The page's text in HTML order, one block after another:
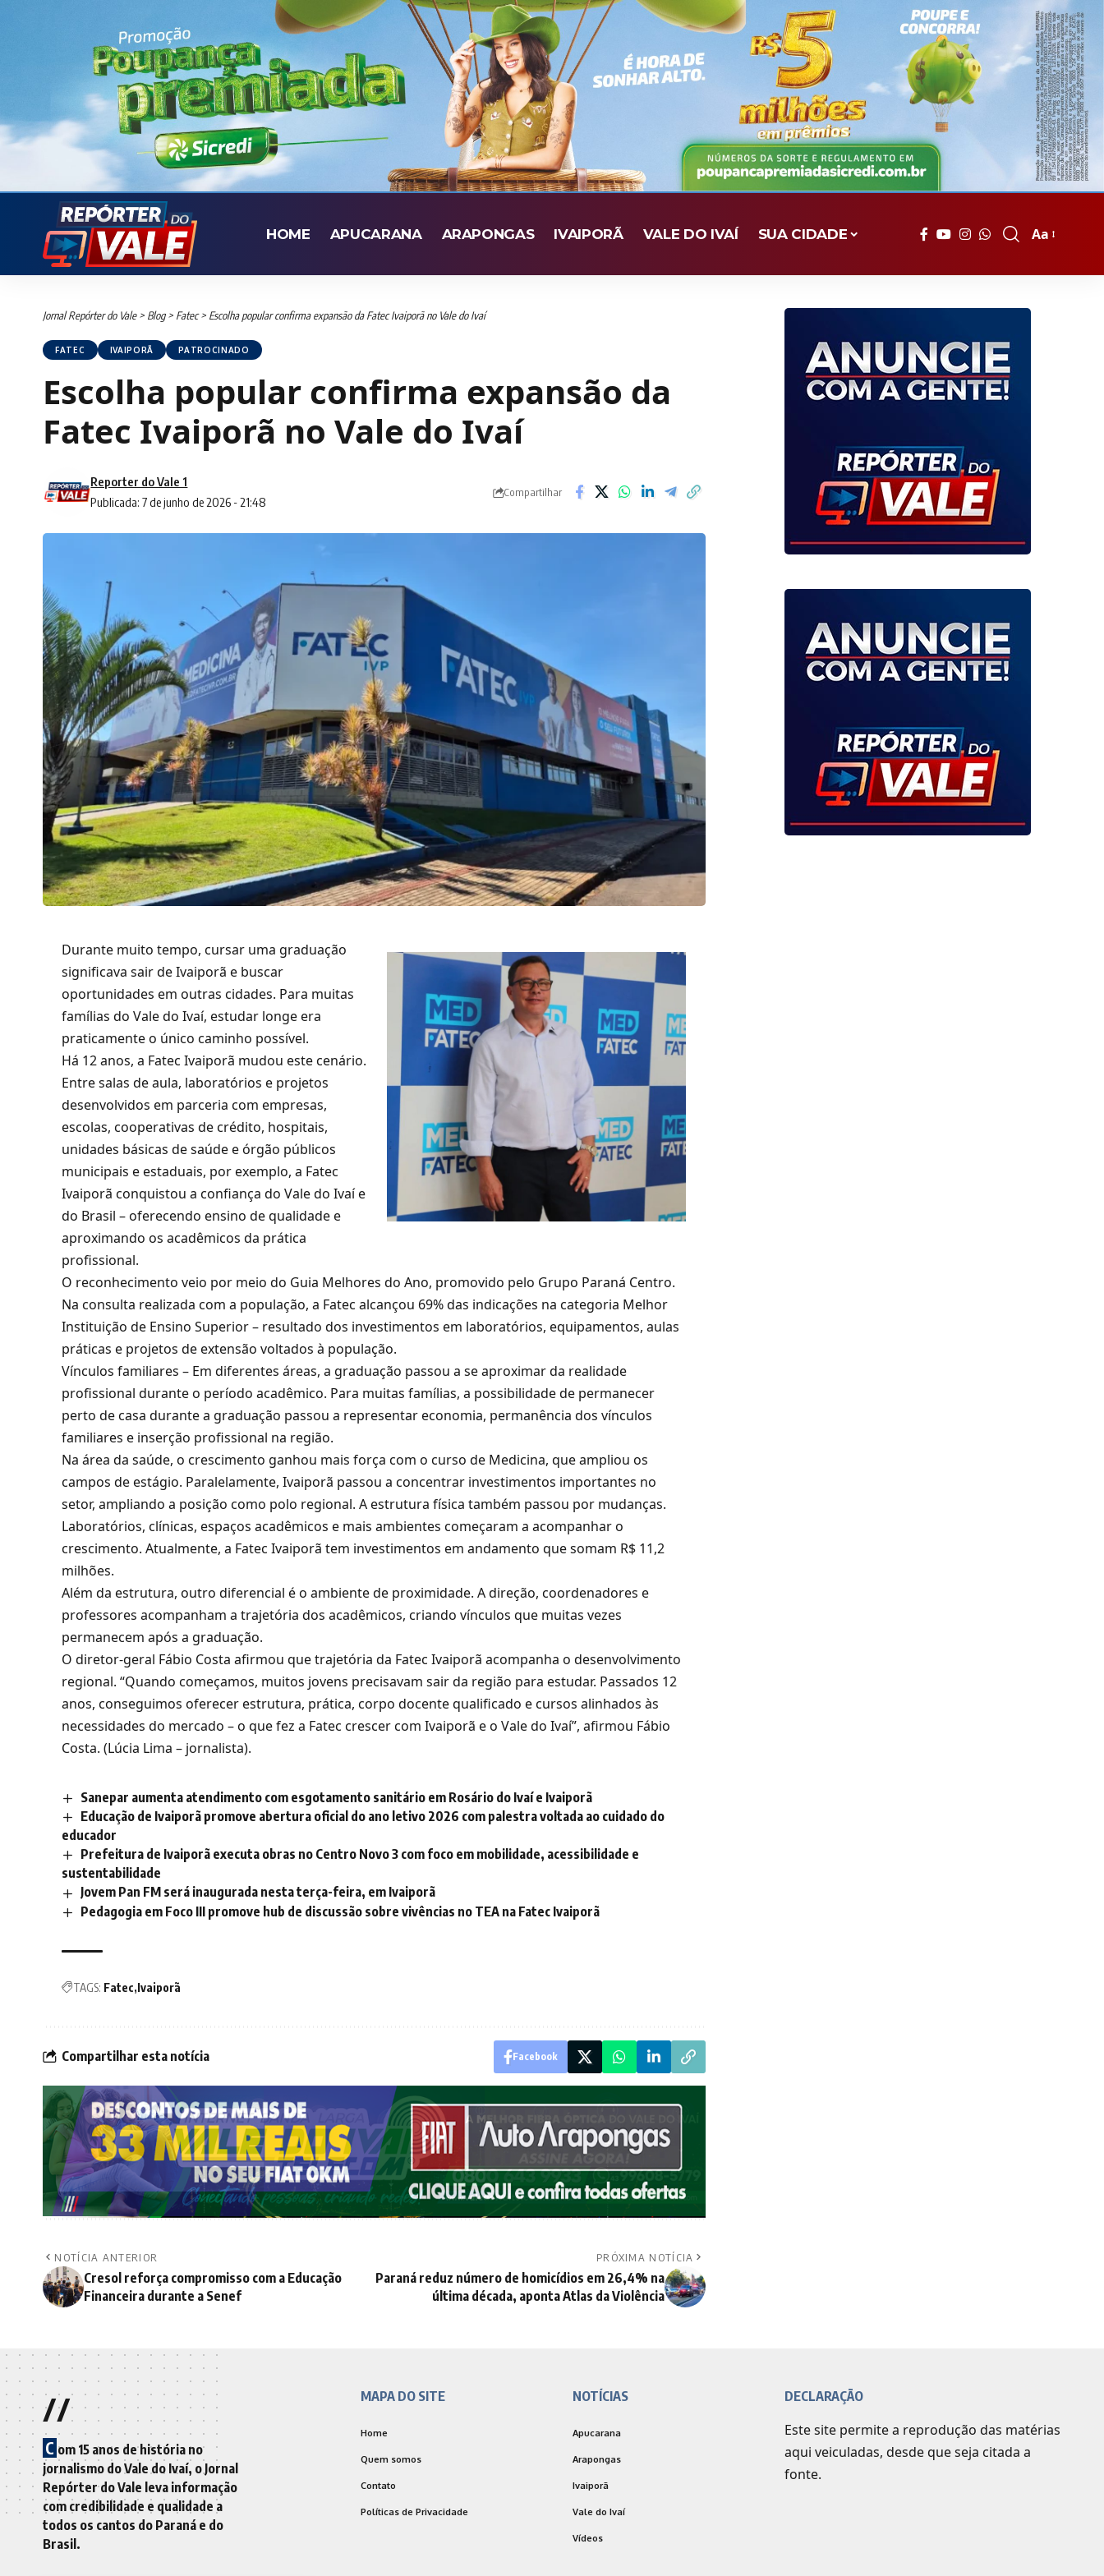
HOME APUCARANA ARAPONGAS IVAIPORÃ VALE DO IVAÍ SUA CIDADE
Font
Aa
Jornal Repórter do Vale> Blog> Fatec> Escolha popular confirma expansão da Fatec Ivaiporã no Vale do Ivaí
FATEC IVAIPORÃ PATROCINADO
Escolha popular confirma expansão da
Fatec Ivaiporã no Vale do Ivaí
Publicada: 7 de junho de 2026 - 21:48
Reporter do Vale 1
Compartilhar
Durante muito tempo, cursar uma graduação
significava sair de Ivaiporã e buscar
oportunidades em outras cidades. Para muitas
famílias do Vale do Ivaí, estudar longe era
praticamente o único caminho possível.
Há 12 anos, a Fatec Ivaiporã mudou este cenário.
Entre salas de aula, laboratórios e projetos
desenvolvidos em parceria com empresas,
escolas, cooperativas de crédito, hospitais,
unidades básicas de saúde e órgão públicos
municipais e estaduais, por exemplo, a Fatec
Ivaiporã conquistou a confiança do Vale do Ivaí e
do Brasil – oferecendo ensino de qualidade e
aproximando os acadêmicos da prática
profissional.
O reconhecimento veio por meio do Guia Melhores do Ano, promovido pelo Grupo Paraná Centro.
Na consulta realizada com a população, a Fatec alcançou 69% das indicações na categoria Melhor
Instituição de Ensino Superior – resultado dos investimentos em laboratórios, equipamentos, aulas
práticas e projetos de extensão voltados à população.
Vínculos familiares – Em diferentes áreas, a graduação passou a se aproximar da realidade
profissional durante o período acadêmico. Para muitas famílias, a possibilidade de permanecer
perto de casa durante a graduação passou a representar economia, permanência dos vínculos
familiares e inserção profissional na região.
Na área da saúde, o crescimento ganhou mais força com o curso de Medicina, que ampliou os
campos de estágio. Paralelamente, Ivaiporã passou a concentrar investimentos importantes no
setor, ampliando a posição como polo regional. A estrutura física também passou por mudanças.
Laboratórios, clínicas, espaços acadêmicos e mais ambientes começaram a acompanhar o
crescimento. Atualmente, a Fatec Ivaiporã tem investimentos em andamento que somam R$ 11,2
milhões.
Além da estrutura, outro diferencial é o ambiente de proximidade. A direção, coordenadores e
professores acompanham a trajetória dos acadêmicos, criando vínculos que muitas vezes
permanecem após a graduação.
O diretor-geral Fábio Costa afirmou que trajetória da Fatec Ivaiporã acompanha o desenvolvimento
regional. “Quando começamos, muitos jovens precisavam sair da região para estudar. Passados 12
anos, conseguimos oferecer estrutura, prática, corpo docente qualificado e cursos alinhados às
necessidades do mercado – o que fez a Fatec crescer com Ivaiporã e o Vale do Ivaí”, afirmou Fábio
Costa. (Lúcia Lima – jornalista).
Sanepar aumenta atendimento com esgotamento sanitário em Rosário do Ivaí e Ivaiporã
Educação de Ivaiporã promove abertura oficial do ano letivo 2026 com palestra voltada ao cuidado do
educador
Prefeitura de Ivaiporã executa obras no Centro Novo 3 com foco em mobilidade, acessibilidade e
sustentabilidade
Jovem Pan FM será inaugurada nesta terça-feira, em Ivaiporã
Pedagogia em Foco III promove hub de discussão sobre vivências no TEA na Fatec Ivaiporã
TAGS: Fatec Ivaiporã
Compartilhar esta notícia Facebook
NOTÍCIA ANTERIOR
Cresol reforça compromisso com a Educação
Financeira durante a Senef
PRÓXIMA NOTÍCIA
Paraná reduz número de homicídios em 26,4% na
última década, aponta Atlas da Violência
//
C om 15 anos de história no
jornalismo do Vale do Ivaí, o Jornal
Repórter do Vale leva informação
com credibilidade e qualidade a
todos os cantos do Paraná e do
Brasil.
MAPA DO SITE
Home
Quem somos
Contato
Políticas de Privacidade
NOTÍCIAS
Apucarana
Arapongas
Ivaiporã
Vale do Ivaí
Vídeos
DECLARAÇÃO
Este site permite a reprodução das matérias
aqui veiculadas, desde que seja citada a
fonte.